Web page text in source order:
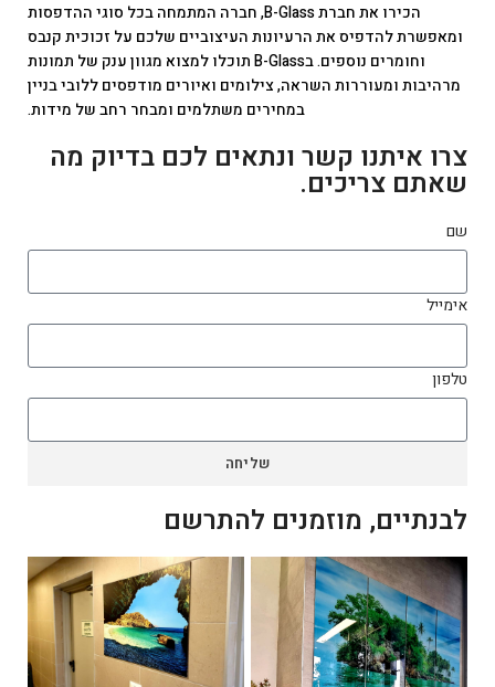
הכירו את חברת B-Glass, חברה המתמחה בכל סוגי ההדפסות
ומאפשרת להדפיס את הרעיונות העיצוביים שלכם על זכוכית קנבס
וחומרים נוספים. בB-Glass תוכלו למצוא מגוון ענק של תמונות
מרהיבות ומעוררות השראה, צילומים ואיורים מודפסים ללובי בניין
במחירים משתלמים ומבחר רחב של מידות.
צרו איתנו קשר ונתאים לכם בדיוק מה
שאתם צריכים.
שם
אימייל
טלפון
שליחה
לבנתיים, מוזמנים להתרשם